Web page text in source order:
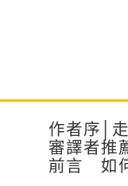
作者序│
審譯者推
前言 如